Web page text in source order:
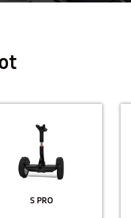
S PRO